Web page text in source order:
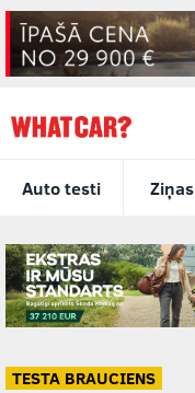
Auto testi Ziņas
TESTA BRAUCIENS